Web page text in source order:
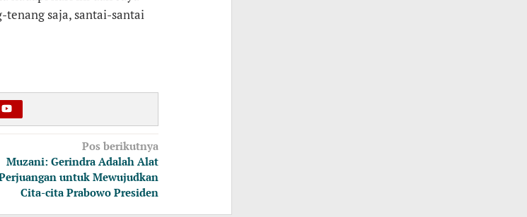
tenang saja, santai-santai
Pos berikutnya
Muzani: Gerindra Adalah Alat
untuk Mewujudkan
Cita-cita Prabowo Presiden